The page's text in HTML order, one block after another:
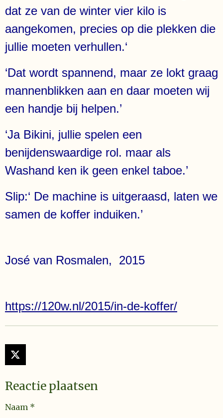
dat ze van de winter vier kilo is
aangekomen, precies op die plekken die
jullie moeten verhullen.‘
‘Dat wordt spannend, maar ze lokt graag
mannenblikken aan en daar moeten wij
een handje bij helpen.’
‘Ja Bikini, jullie spelen een
benijdenswaardige rol. maar als
Washand ken ik geen enkel taboe.’
Slip:‘ De machine is uitgeraasd, laten we
samen de koffer induiken.’
José van Rosmalen, 2015
https://120w.nl/2015/in-de-koffer/
X
Reactie plaatsen
Naam *